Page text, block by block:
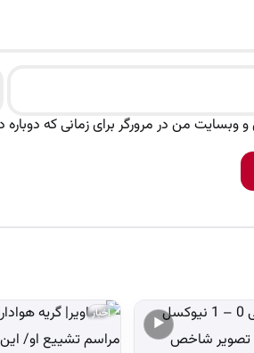
و وبسایت من در مرورگر برای زمانی که
▶
اخبار